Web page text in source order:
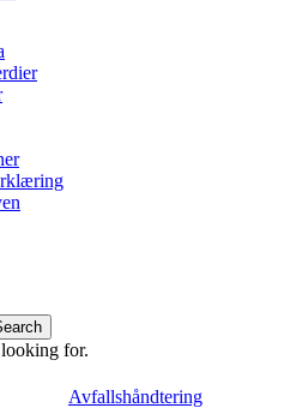
for.
Avfallshåndtering